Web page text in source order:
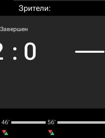
Зрители:
Завершен
: 0
46‎’‎ 56‎’‎